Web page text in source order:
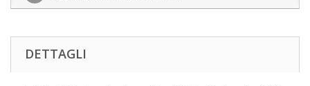
DETTAGLI